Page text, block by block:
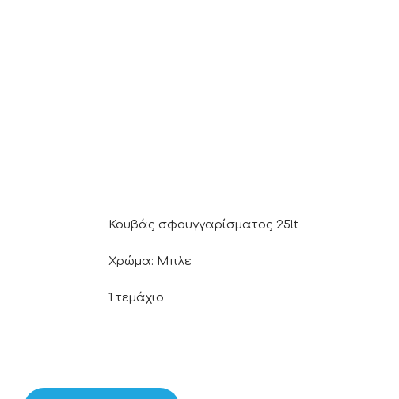
Κουβάς σφουγγαρίσματος 25lt
Χρώμα: Μπλε
1 τεμάχιο